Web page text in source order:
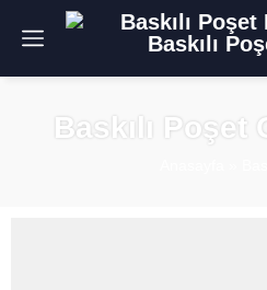
Baskılı Poşet